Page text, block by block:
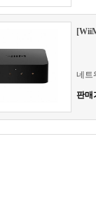
네트
판매